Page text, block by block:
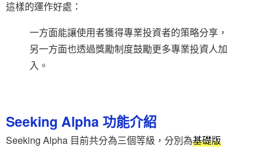
這樣的運作好處：
一方面能讓使用者獲得專業投資者的策略分享，
另一方面也透過獎勵制度鼓勵更多專業投資人加
入。
Seeking Alpha 功能介紹
Seeking Alpha 目前共分為三個等級，分別為基礎版